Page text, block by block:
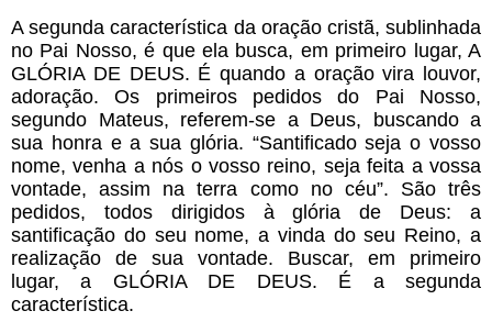
A segunda característica da oração cristã, sublinhada
no Pai Nosso, é que ela busca, em primeiro lugar, A
GLÓRIA DE DEUS. É quando a oração vira louvor,
adoração. Os primeiros pedidos do Pai Nosso,
segundo Mateus, referem-se a Deus, buscando a
sua honra e a sua glória. “Santificado seja o vosso
nome, venha a nós o vosso reino, seja feita a vossa
vontade, assim na terra como no céu”. São três
pedidos, todos dirigidos à glória de Deus: a
santificação do seu nome, a vinda do seu Reino, a
realização de sua vontade. Buscar, em primeiro
lugar, a GLÓRIA DE DEUS. É a segunda
característica.